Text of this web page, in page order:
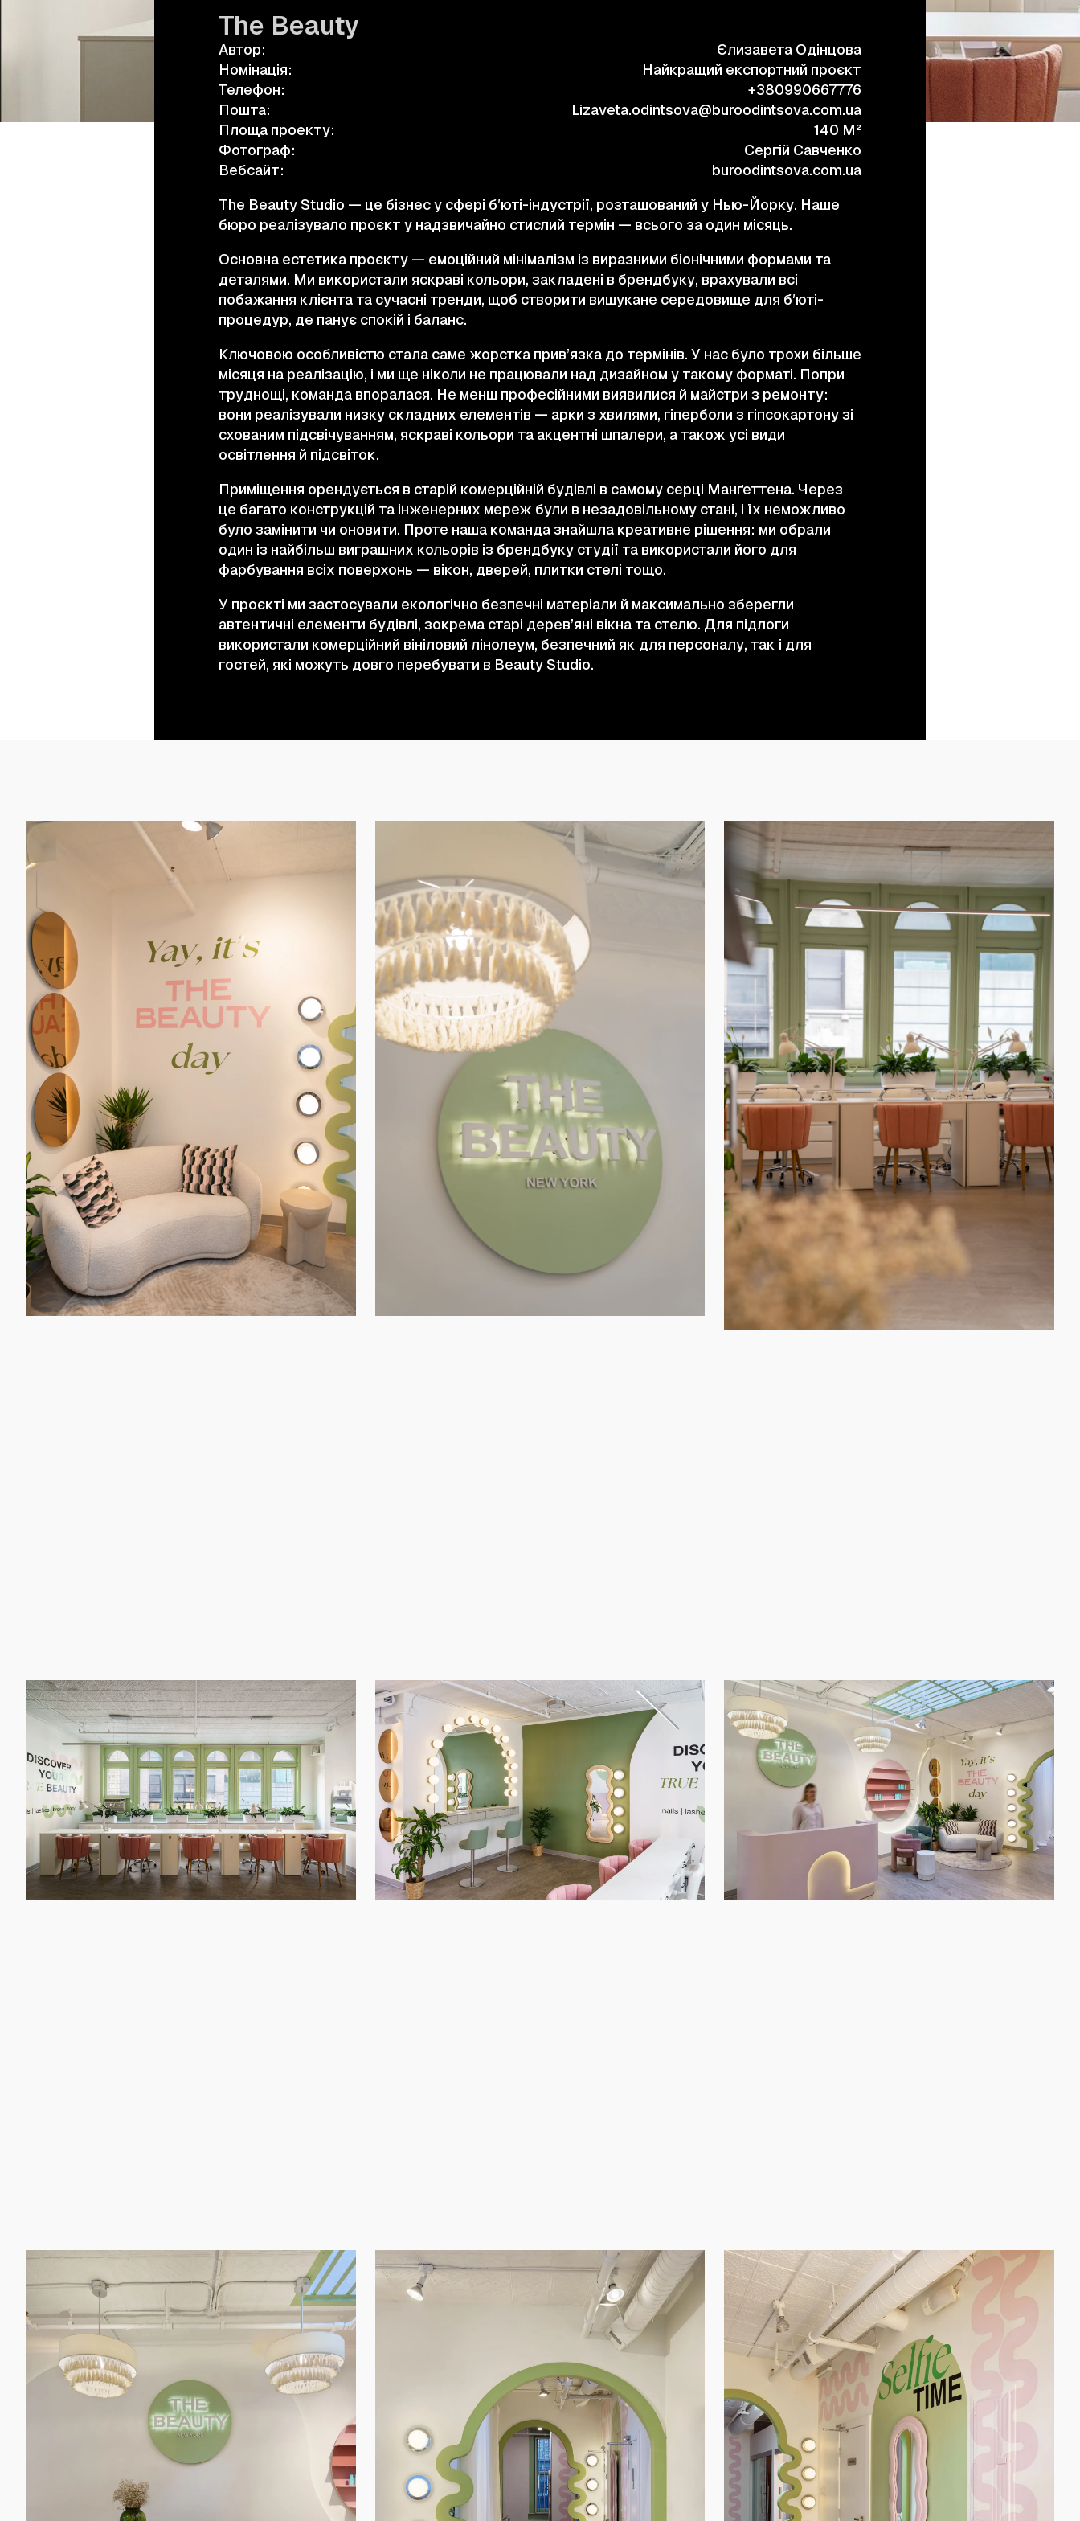
КОНТАКТИ
а.harusova@gmail.com © 2025 Wmaax Studio +38 (067) 443 01 84
The Beauty
Автор:
Єлизавета Одінцова
Номінація:
Найкращий експортний проєкт
Телефон:
+380990667776
Пошта:
Lizaveta.odintsova@buroodintsova.com.ua
Площа проекту:
140 M²
Фотограф:
Сергій Савченко
Вебсайт:
buroodintsova.com.ua
The Beauty Studio — це бізнес у сфері бʼюті-індустрії, розташований у Нью-Йорку. Наше
бюро реалізувало проєкт у надзвичайно стислий термін — всього за один місяць.
Основна естетика проєкту — емоційний мінімалізм із виразними біонічними формами та
деталями. Ми використали яскраві кольори, закладені в брендбуку, врахували всі
побажання клієнта та сучасні тренди, щоб створити вишукане середовище для бʼюті-
процедур, де панує спокій і баланс.
Ключовою особливістю стала саме жорстка прив’язка до термінів. У нас було трохи більше
місяця на реалізацію, і ми ще ніколи не працювали над дизайном у такому форматі. Попри
труднощі, команда впоралася. Не менш професійними виявилися й майстри з ремонту:
вони реалізували низку складних елементів — арки з хвилями, гіперболи з гіпсокартону зі
схованим підсвічуванням, яскраві кольори та акцентні шпалери, а також усі види
освітлення й підсвіток.
Приміщення орендується в старій комерційній будівлі в самому серці Манґеттена. Через
це багато конструкцій та інженерних мереж були в незадовільному стані, і їх неможливо
було замінити чи оновити. Проте наша команда знайшла креативне рішення: ми обрали
один із найбільш виграшних кольорів із брендбуку студії та використали його для
фарбування всіх поверхонь — вікон, дверей, плитки стелі тощо.
У проєкті ми застосували екологічно безпечні матеріали й максимально зберегли
автентичні елементи будівлі, зокрема старі дерев’яні вікна та стелю. Для підлоги
використали комерційний вініловий лінолеум, безпечний як для персоналу, так і для
гостей, які можуть довго перебувати в Beauty Studio.